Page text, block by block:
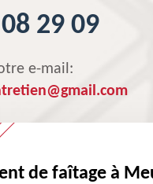
29 09
e-mail:
de faîtage à